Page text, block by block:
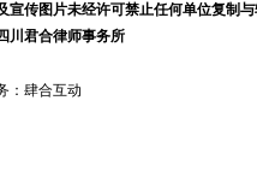
传图片未经许可禁止任何单位复制与
川君合律师事务所
： 肆合互动